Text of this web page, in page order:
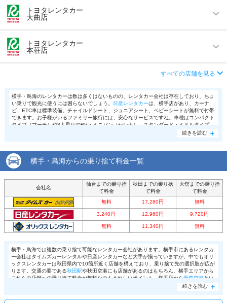
住所 秋田県横手市駅西二丁目１－２０
営業時間 毎日 08:00 ～ 18:00
アクセス
住所 秋田県横手市平城町6-32
トヨタレンタカー
大曲店
営業時間 毎日 08:00 ～ 19:00
アクセス
店舗詳細
この店舗でレンタカーを探す
トヨタレンタカー
本荘店
住所 秋田県由利本荘市鶴沼32-1
店舗詳細 店舗詳細ページはこちら
この店舗でレンタカーを探す
すべての店舗を見る
横手・鳥海のレンタカーは数は多くはないものの、レンタカー会社は存在しており、ちょ
い乗りで観光に使うには困らないでしょう。
日産レンタカーは、横手店があり、カーナ
ビ、ETC車は標準装備。チャイルドシート、ジュニアシート、ベビーシートが無料で付帯
できます。お子様がいるファミリー旅行には、安心なサービスですね。車種はコンパクト
タイプ（マーチ）や8人乗りのRV・ミニバン（セレナ）、スタンダード・ミドルタイプ
（ラティオ）等がそろっています。横手や鳥海からレンタカーではなくて、秋田空港周辺
と思います。
続きを読む
横手・鳥海からの乗り捨て料金一覧
会社名
仙台までの乗り捨
て料金
秋田までの乗り捨
て料金
大舘までの乗り捨
て料金
無料
17,280円 無料
3,240円 12,960円 9,720円
無料 11,340円 無料
横手・鳥海では複数の乗り捨て可能なレンタカー会社があります。横手市にあるレンタカ
ー会社はタイムズカーレンタルや日産レンタカーなど大手が揃っていますが、中でもオリ
ックスレンタカーは秋田県内で10箇所近く店舗を構えており、乗り捨て先の選択肢が広が
ります。交通の要である秋田駅や秋田空港にも店舗があるのはもちろん、横手エリアから
これらの店舗への乗り捨て料金が無料なのもうれしいポイント。横手店から青森空港とい
った長距離移動でも料金は8,500円前後で、コストパフォーマンスの良さが光ります。ま
レンタカーの店舗すべてで乗り捨てサービスが利用できるので、さまざまなシーンで活用
続きを読む